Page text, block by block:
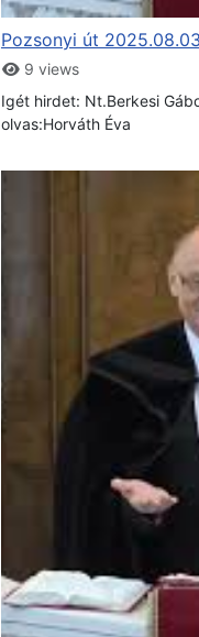
Pozsonyi út
9 views
Igét hirdet: Nt.Berkesi
olvas:Horváth Éva